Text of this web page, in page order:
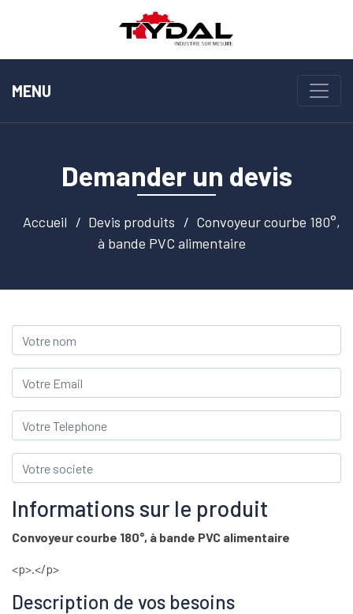
MENU
Demander un devis
Accueil Devis produits
Convoyeur courbe 180°,
à bande PVC alimentaire
Informations sur le produit
Convoyeur courbe 180°, à bande PVC alimentaire
<p>.</p>
Description de vos besoins